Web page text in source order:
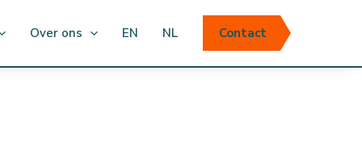
Over ons EN NL Contact